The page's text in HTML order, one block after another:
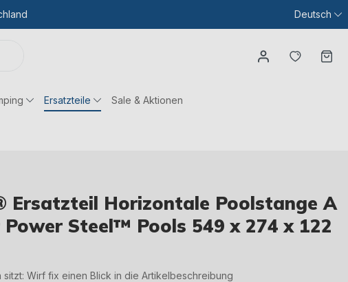
Deutsch
Du
Ersatzteile Sale & Aktionen
Ersatzteil Horizontale Poolstange A
Steel™ Pools 549 x 274 x 122
sitzt: Wirf fix einen Blick in die Artikelbeschreibung